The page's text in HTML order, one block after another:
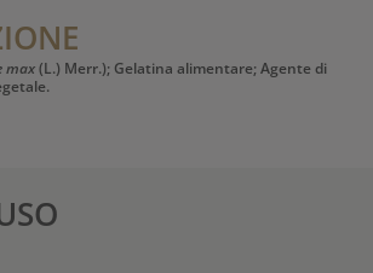
max(L.) Merr.); Gelatina alimentare; Agente di